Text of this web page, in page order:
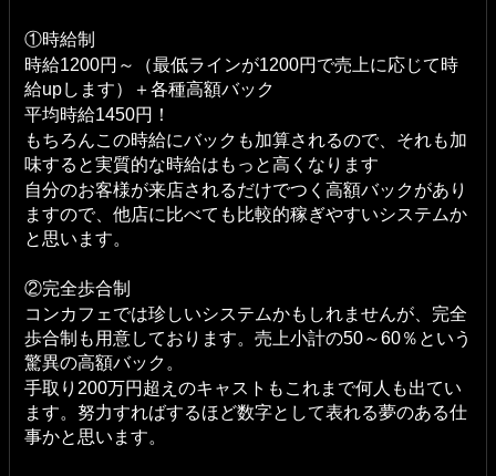
①時給制
時給1200円～（最低ラインが1200円で売上に応じて時
給upします）＋各種高額バック
平均時給1450円！
もちろんこの時給にバックも加算されるので、それも加
味すると実質的な時給はもっと高くなります
自分のお客様が来店されるだけでつく高額バックがあり
ますので、他店に比べても比較的稼ぎやすいシステムか
と思います。
②完全歩合制
コンカフェでは珍しいシステムかもしれませんが、完全
歩合制も用意しております。売上小計の50～60％という
驚異の高額バック。
手取り200万円超えのキャストもこれまで何人も出てい
ます。努力すればするほど数字として表れる夢のある仕
事かと思います。